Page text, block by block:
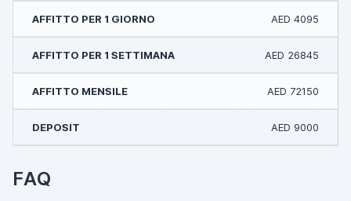
AED 4095
AED 26845
AED 72150
AED 9000
FAQ